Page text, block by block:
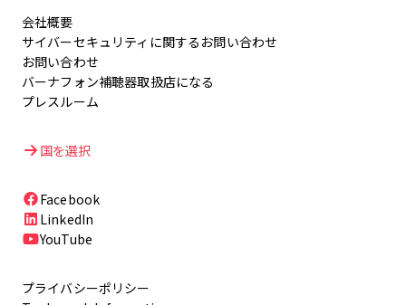
会社概要
サイバーセキュリティに関するお問い合わせ
お問い合わせ
バーナフォン補聴器取扱店になる
プレスルーム
プライバシーポリシー
国を選択
Facebook
LinkedIn
YouTube